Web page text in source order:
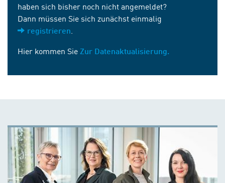
haben sich bisher noch nicht angemeldet?
Dann müssen Sie sich zunächst einmalig
registrieren
Hier kommen Sie Zur Datenaktualisierung.